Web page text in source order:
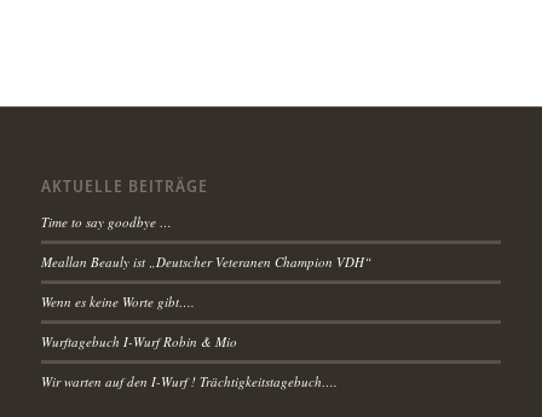
AKTUELLE BEITRÄGE
Time to say goodbye …
Meallan Beauly ist „Deutscher Veteranen Champion VDH“
Wenn es keine Worte gibt….
Wurftagebuch I-Wurf Robin & Mio
Wir warten auf den I-Wurf ! Trächtigkeitstagebuch….